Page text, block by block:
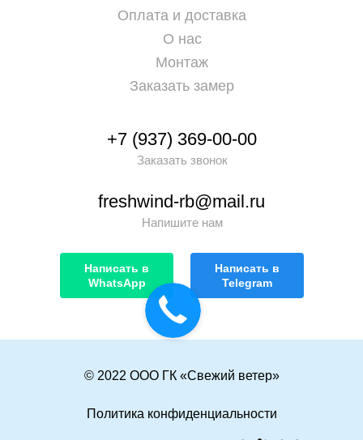
+7 (937) 369-00-00
Заказать звонок
freshwind-rb@mail.ru
Напишите нам
Оплата и доставка
О нас
Монтаж
Заказать замер
Написать в
WhatsApp
Написать в
Telegram
© 2022 ООО ГК «Свежий ветер»
Политика конфиденциальности